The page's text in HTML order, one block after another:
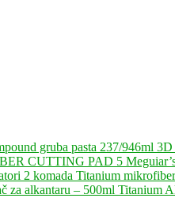
3D
Titanium
Titanium